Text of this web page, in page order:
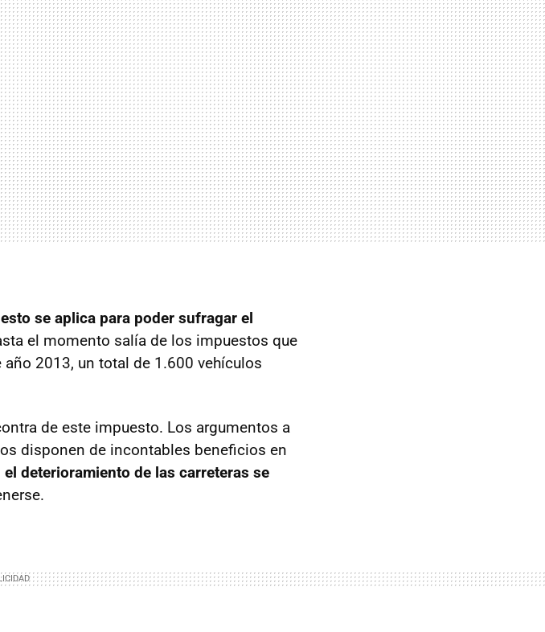
se aplica para poder sufragar el
el momento salía de los impuestos que
2013, un total de 1.600 vehículos
de este impuesto. Los argumentos a
disponen de incontables beneficios en
el deterioramiento de las carreteras se